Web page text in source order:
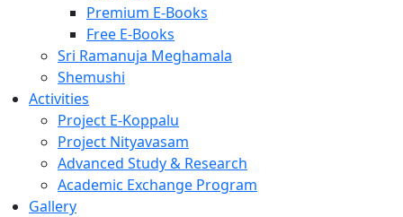
Premium E-Books
Free E-Books
Sri Ramanuja Meghamala
Shemushi
Activities
Project E-Koppalu
Project Nityavasam
Advanced Study & Research
Academic Exchange Program
Gallery